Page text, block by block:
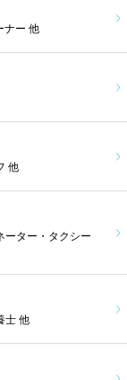
ナー 他
他
ーター・タクシー
士 他